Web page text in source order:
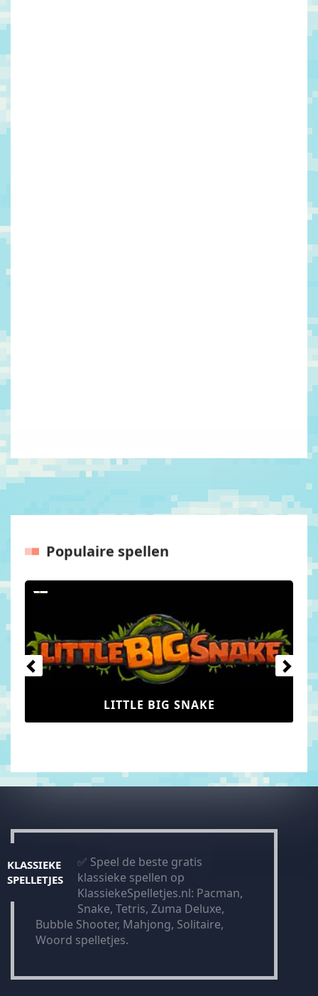
Populaire spellen
LITTLE BIG SNAKE
KLASSIEKE
SPELLETJES
✅ Speel de beste gratis
klassieke spellen op
KlassiekeSpelletjes.nl: Pacman,
Snake, Tetris, Zuma Deluxe,
Bubble Shooter, Mahjong, Solitaire,
Woord spelletjes.